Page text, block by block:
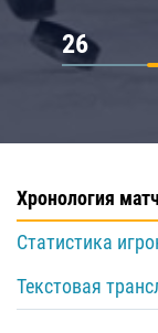
26
Хронология
Статистика
Текстовая